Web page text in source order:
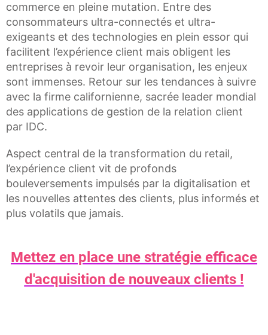
commerce en pleine mutation. Entre des
consommateurs ultra-connectés et ultra-
exigeants et des technologies en plein essor qui
facilitent l’expérience client mais obligent les
entreprises à revoir leur organisation, les enjeux
sont immenses. Retour sur les tendances à suivre
avec la firme californienne, sacrée leader mondial
des applications de gestion de la relation client
par IDC.
Aspect central de la transformation du retail,
l’expérience client vit de profonds
bouleversements impulsés par la digitalisation et
les nouvelles attentes des clients, plus informés et
plus volatils que jamais.
Mettez en place une stratégie efficace
d'acquisition de nouveaux clients !